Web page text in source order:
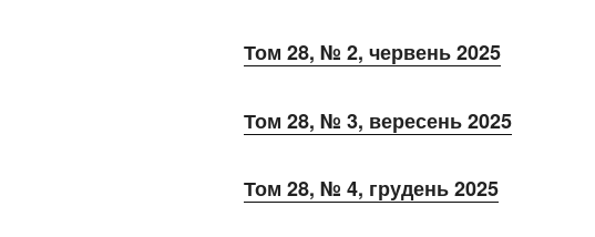
Том 28, № 2, червень 2025
Том 28, № 3, вересень 2025
Том 28, № 4, грудень 2025